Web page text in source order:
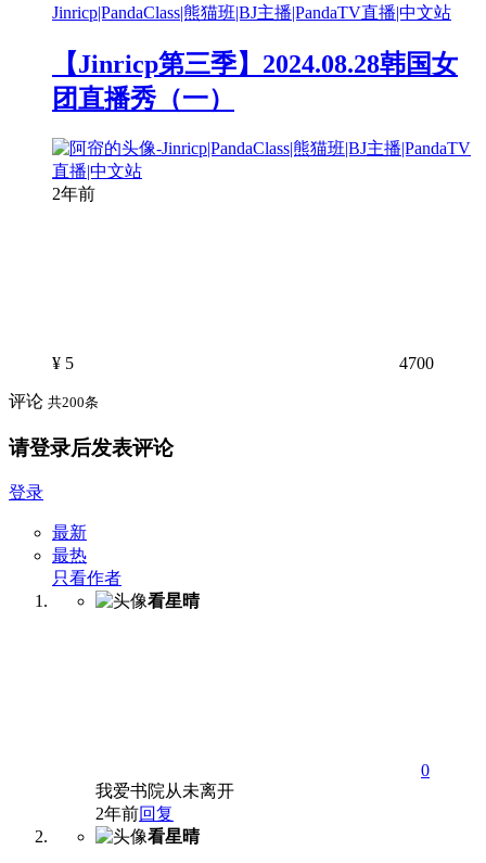
【Jinricp第三季】2024.08.28韩国女
团直播秀（一）
2年前
¥ 5 4700
评论 共200条
请登录后发表评论
登录
最新
最热
只看作者
看星晴
0
我爱书院从未离开
2年前回复
看星晴